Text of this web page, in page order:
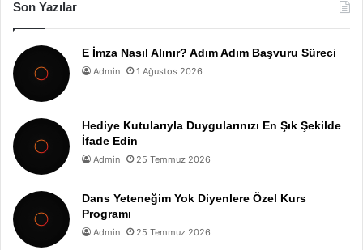
Son Yazılar
E İmza Nasıl Alınır? Adım Adım Başvuru Süreci
Admin 1 Ağustos 2026
Hediye Kutularıyla Duygularınızı En Şık Şekilde
İfade Edin
Admin 25 Temmuz 2026
Dans Yeteneğim Yok Diyenlere Özel Kurs
Programı
Admin 25 Temmuz 2026